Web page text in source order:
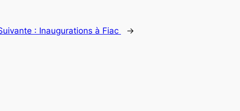
: Inaugurations à Fiac →